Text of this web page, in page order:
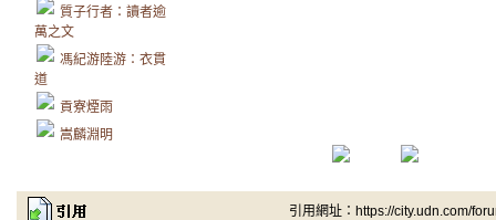
質子行者：讀者逾
萬之文
馮紀游陸游：衣貫
道
貢寮煙雨
嵩麟淵明
引用網址：https://city.udn.com/